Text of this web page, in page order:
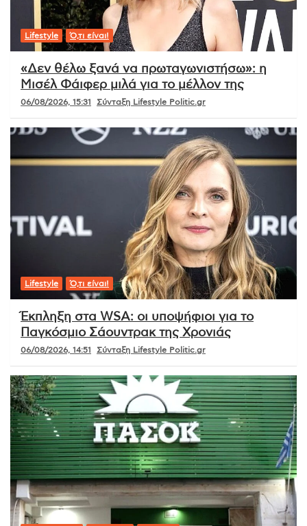
Lifestyle Ό,τι είναι!
«Δεν θέλω ξανά να πρωταγωνιστήσω»: η
Μισέλ Φάιφερ μιλά για το μέλλον της
06/08/2026, 15:31 Σύνταξη Lifestyle Politic.gr
Lifestyle Ό,τι είναι!
Έκπληξη στα WSA: οι υποψήφιοι για το
Παγκόσμιο Σάουντρακ της Χρονιάς
06/08/2026, 14:51 Σύνταξη Lifestyle Politic.gr